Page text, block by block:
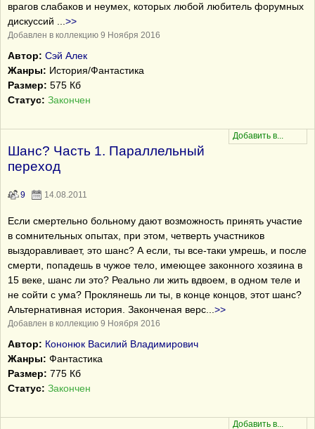
врагов слабаков и неумех, которых любой любитель форумных
дискуссий
>>
Добавлен в коллекцию 9 Ноября 2016
Автор: Сэй Алек
Жанры: История/Фантастика
Размер: 575 Кб
Статус: Закончен
Шанс? Часть 1. Параллельный
переход
9 14.08.2011
Если смертельно больному дают возможность принять участие
в сомнительных опытах, при этом, четверть участников
выздоравливает, это шанс? А если, ты все-таки умрешь, и после
смерти, попадешь в чужое тело, имеющее законного хозяина в
15 веке, шанс ли это? Реально ли жить вдвоем, в одном теле и
не сойти с ума? Проклянешь ли ты, в конце концов, этот шанс?
Альтернативная история. Законченая верс
>>
Добавлен в коллекцию 9 Ноября 2016
Автор: Кононюк Василий Владимирович
Жанры: Фантастика
Размер: 775 Кб
Статус: Закончен